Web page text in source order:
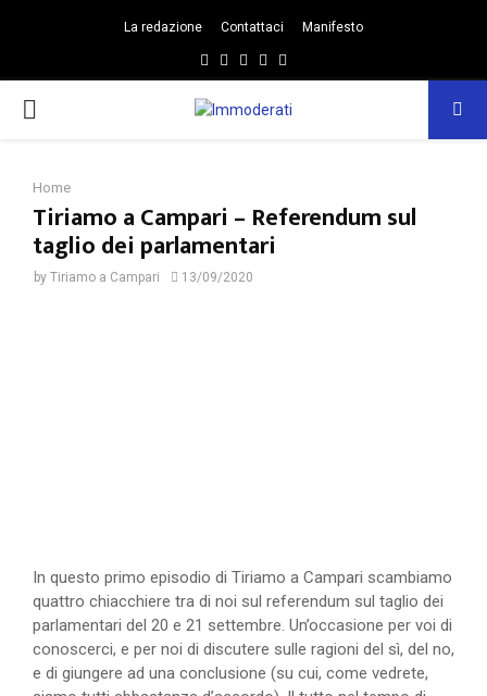
La redazione Contattaci Manifesto
Facebook
TwitterInstagram
Linkedin
PRIMARY
Home
Tiriamo a Campari – Referendum sul
taglio dei parlamentari
by Tiriamo a Campari 13/09/2020
In questo primo episodio di Tiriamo a Campari scambiamo
quattro chiacchiere tra di noi sul referendum sul taglio dei
parlamentari del 20 e 21 settembre. Un’occasione per voi di
conoscerci, e per noi di discutere sulle ragioni del sì, del no,
e di giungere ad una conclusione (su cui, come vedrete,